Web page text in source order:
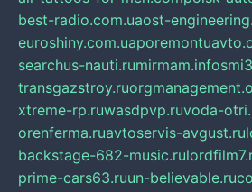
best-radio.com.uaost-
euroshiny.com.ua
searchus-nauti.rumirmam.info
transgazstroy.ru
xtreme-rp.ruwasdpvp.ruvoda-
orenferma.ruavtoservis-avgust.ru
backstage-682-music.ru
prime-cars63.ruun-believable.ru